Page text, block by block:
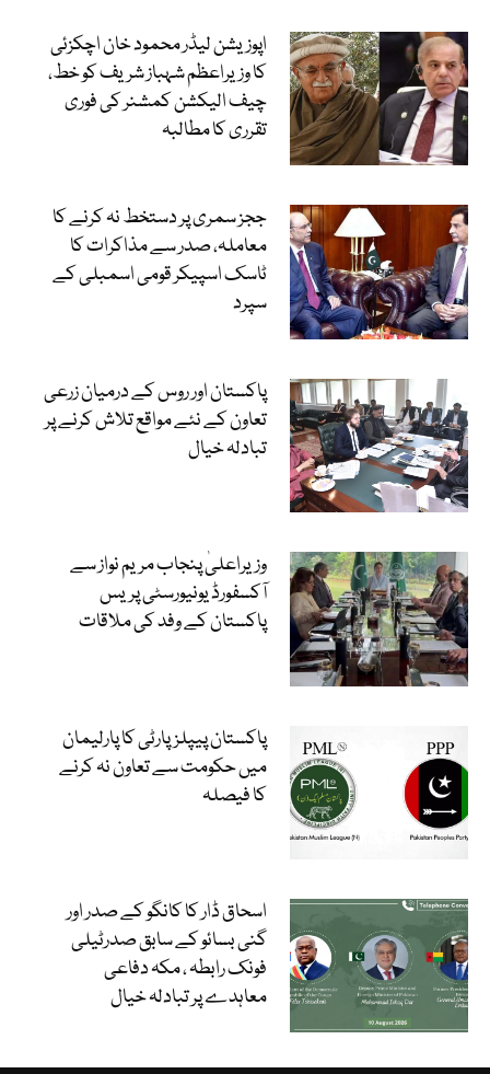
اپوزیشن لیڈر محمود خان اچکزئی
کا وزیراعظم شہباز شریف کو خط،
چیف الیکشن کمشنر کی فوری
تقرری کا مطالبہ
ججز سمری پر دستخط نہ کرنے کا
معاملہ، صدر سے مذاکرات کا
ٹاسک اسپیکر قومی اسمبلی کے
سپرد
پاکستان اور روس کے درمیان زرعی
تعاون کے نئے مواقع تلاش کرنے پر
تبادلہ خیال
وزیراعلیٰ پنجاب مریم نواز سے
آکسفورڈ یونیورسٹی پریس
پاکستان کے وفد کی ملاقات
پاکستان پیپلزپارٹی کا پارلیمان
میں حکومت سے تعاون نہ کرنے
کا فیصلہ
اسحاق ڈار کا کانگو کے صدر اور
گنی بسائو کے سابق صدرٹیلی
فونک رابطہ ، مکہ دفاعی
معاہدے پر تبادلہ خیال